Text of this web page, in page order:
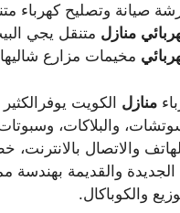
صيانة وتصليح كهرباء
منازل متنقل يجي
مخيمات مزارع
منازل الكويت
والبلاكات،
والاتصال بالانترنت،
والقديمة بهندسة
والكوباكال.